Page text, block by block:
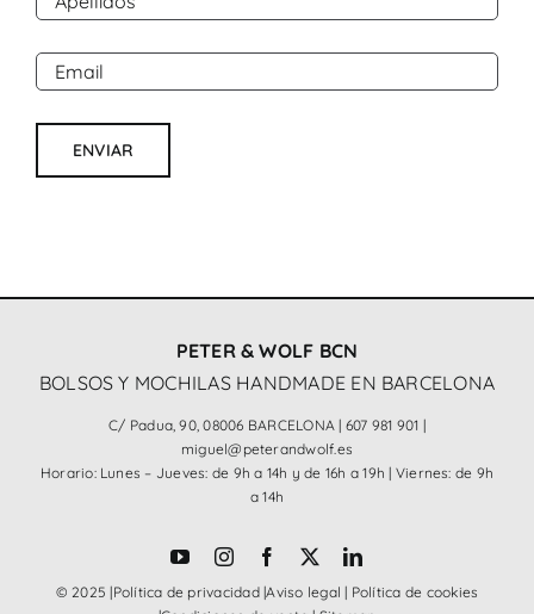
ENVIAR
PETER & WOLF BCN
BOLSOS Y MOCHILAS HANDMADE EN BARCELONA
C/ Padua, 90, 08006 BARCELONA | 607 981 901 |
miguel@peterandwolf.es
Horario: Lunes – Jueves: de 9h a 14h y de 16h a 19h | Viernes: de 9h
a 14h
© 2025 |Política de privacidad|Aviso legal | Política de cookies